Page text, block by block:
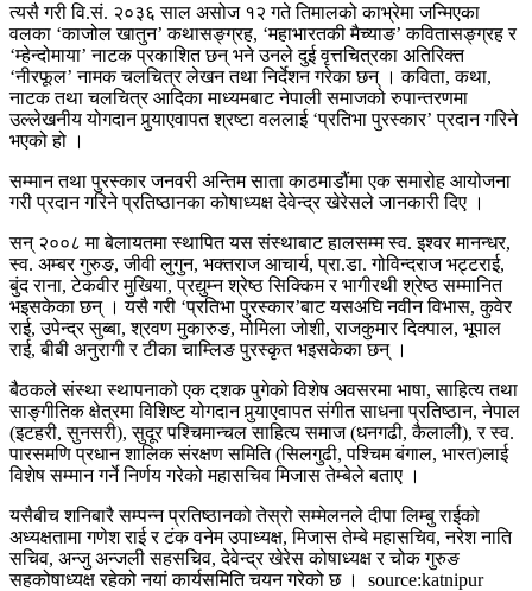
त्यसै गरी वि.सं. २०३६ साल असोज १२ गते तिमालको काभ्रेमा जन्मिएका
वलका ‘काजोल खातुन’ कथासङ्ग्रह, ‘महाभारतकी मैच्याङ’ कवितासङ्ग्रह र
‘म्हेन्दोमाया’ नाटक प्रकाशित छन् भने उनले दुई वृत्तचित्रका अतिरिक्त
‘नीरफूल’ नामक चलचित्र लेखन तथा निर्देशन गरेका छन् । कविता, कथा,
नाटक तथा चलचित्र आदिका माध्यमबाट नेपाली समाजको रुपान्तरणमा
उल्लेखनीय योगदान पुर्‍याएवापत श्रष्टा वललाई ‘प्रतिभा पुरस्कार’ प्रदान गरिने
भएको हो ।
सम्मान तथा पुरस्कार जनवरी अन्तिम साता काठमाडौंमा एक समारोह आयोजना
गरी प्रदान गरिने प्रतिष्ठानका कोषाध्यक्ष देवेन्द्र खेरेसले जानकारी दिए ।
सन् २००८ मा बेलायतमा स्थापित यस संस्थाबाट हालसम्म स्व. इश्वर मानन्धर,
स्व. अम्बर गुरुङ, जीवी लुगुन, भक्तराज आचार्य, प्रा.डा. गोविन्दराज भट्टराई,
बुंद राना, टेकवीर मुखिया, प्रद्युम्न श्रेष्ठ सिक्किम र भागीरथी श्रेष्ठ सम्मानित
भइसकेका छन् । यसै गरी ‘प्रतिभा पुरस्कार’बाट यसअघि नवीन विभास, कुवेर
राई, उपेन्द्र सुब्बा, श्रवण मुकारुङ, मोमिला जोशी, राजकुमार दिक्पाल, भूपाल
राई, बीबी अनुरागी र टीका चाम्लिङ पुरस्कृत भइसकेका छन् ।
बैठकले संस्था स्थापनाको एक दशक पुगेको विशेष अवसरमा भाषा, साहित्य तथा
साङ्गीतिक क्षेत्रमा विशिष्ट योगदान पुर्‍याएवापत संगीत साधना प्रतिष्ठान, नेपाल
(इटहरी, सुनसरी), सुदूर पश्चिमान्चल साहित्य समाज (धनगढी, कैलाली), र स्व.
पारसमणि प्रधान शालिक संरक्षण समिति (सिलगुढी, पश्चिम बंगाल, भारत)लाई
विशेष सम्मान गर्ने निर्णय गरेको महासचिव मिजास तेम्बेले बताए ।
यसैबीच शनिबारै सम्पन्न प्रतिष्ठानको तेस्रो सम्मेलनले दीपा लिम्बु राईको
अध्यक्षतामा गणेश राई र टंक वनेम उपाध्यक्ष, मिजास तेम्बे महासचिव, नरेश नाति
सचिव, अन्जु अन्जली सहसचिव, देवेन्द्र खेरेस कोषाध्यक्ष र चोक गुरुङ
सहकोषाध्यक्ष रहेको नयां कार्यसमिति चयन गरेको छ । source:katnipur